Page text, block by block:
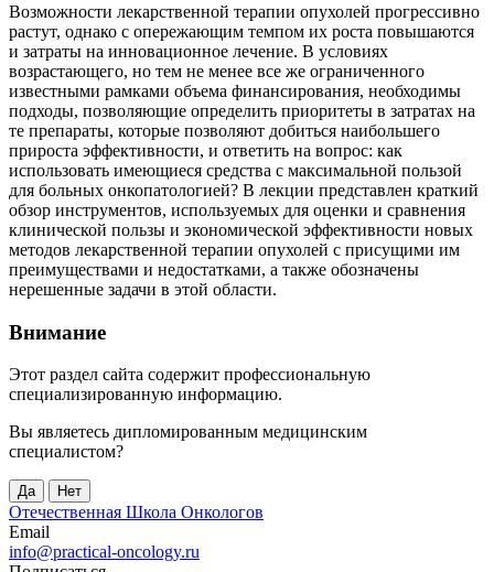
Возможности лекарственной терапии опухолей прогрессивно
растут, однако с опережающим темпом их роста повышаются
и затраты на инновационное лечение. В условиях
возрастающего, но тем не менее все же ограниченного
известными рамками объема финансирования, необходимы
подходы, позволяющие определить приоритеты в затратах на
те препараты, которые позволяют добиться наибольшего
прироста эффективности, и ответить на вопрос: как
использовать имеющиеся средства с максимальной пользой
для больных онкопатологией? В лекции представлен краткий
обзор инструментов, используемых для оценки и сравнения
клинической пользы и экономической эффективности новых
методов лекарственной терапии опухолей с присущими им
преимуществами и недостатками, а также обозначены
нерешенные задачи в этой области.
Внимание
Этот раздел сайта содержит профессиональную
специализированную информацию.
Вы являетесь дипломированным медицинским
специалистом?
Да Нет
Отечественная Школа Онкологов
Email
info@practical-oncology.ru